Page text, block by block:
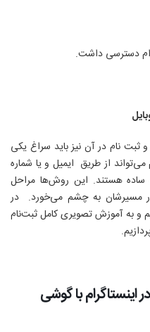
دسترسی داشت.
ثبت نام در آن نیز باید سراغ یکی
از طریق ایمیل و یا شماره
ساده هستند. این روش‌ها مراحل
در مسیرشان به چشم می‌خورد. در
و به آموزش تصویری کامل ثبت‌نام
با گوشی